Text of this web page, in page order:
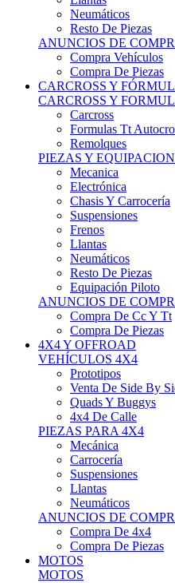
Resto De Piezas
ANUNCIOS DE
Compra Vehículos
Compra De Piezas
CARCROSS Y
CARCROSS Y
Carcross
Formulas Tt
Remolques
PIEZAS Y
Mecanica
Electrónica
Chasis Y Carrocería
Suspensiones
Frenos
Llantas
Neumáticos
Resto De Piezas
Equipación Piloto
ANUNCIOS DE
Compra De Cc Y Tt
Compra De Piezas
4X4 Y OFFROAD
VEHÍCULOS 4X4
Prototipos
Venta De Side By
Quads Y Buggys
4x4 De Calle
PIEZAS PARA 4X4
Mecánica
Carrocería
Suspensiones
Llantas
Neumáticos
ANUNCIOS DE
Compra De 4x4
Compra De Piezas
MOTOS
MOTOS
Motos De Circuito